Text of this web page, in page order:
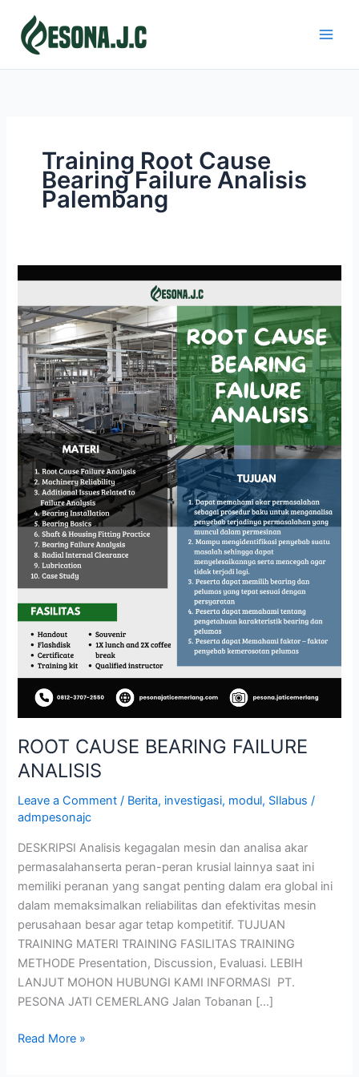
content
Training Root Cause
Bearing Failure Analisis
Palembang
ROOT CAUSE BEARING FAILURE
ANALISIS
Leave a Comment / Berita, investigasi, modul, SIlabus /
admpesonajc
DESKRIPSI Analisis kegagalan mesin dan analisa akar
permasalahanserta peran-peran krusial lainnya saat ini
memiliki peranan yang sangat penting dalam era global ini
dalam memaksimalkan reliabilitas dan efektivitas mesin
perusahaan besar agar tetap kompetitif. TUJUAN
TRAINING MATERI TRAINING FASILITAS TRAINING
METHODE Presentation, Discussion, Evaluasi. LEBIH
LANJUT MOHON HUBUNGI KAMI INFORMASI PT.
PESONA JATI CEMERLANG Jalan Tobanan […]
BEARING
FAILURE
ANALISIS
Read More »